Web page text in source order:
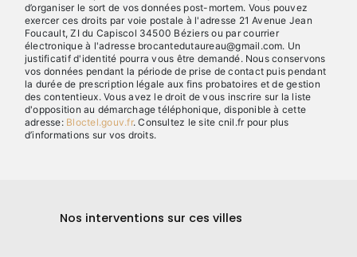
d’organiser le sort de vos données post-mortem. Vous pouvez
exercer ces droits par voie postale à l'adresse 21 Avenue Jean
Foucault, ZI du Capiscol 34500 Béziers ou par courrier
électronique à l'adresse brocantedutaureau@gmail.com. Un
justificatif d'identité pourra vous être demandé. Nous conservons
vos données pendant la période de prise de contact puis pendant
la durée de prescription légale aux fins probatoires et de gestion
des contentieux. Vous avez le droit de vous inscrire sur la liste
d'opposition au démarchage téléphonique, disponible à cette
adresse: Bloctel.gouv.fr. Consultez le site cnil.fr pour plus
d’informations sur vos droits.
Nos interventions sur ces villes